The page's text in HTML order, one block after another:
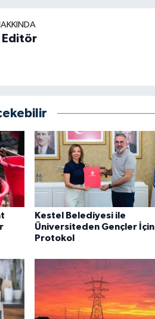
Editör
Kestel Belediyesi ile
Üniversiteden Gençler İçin
Protokol